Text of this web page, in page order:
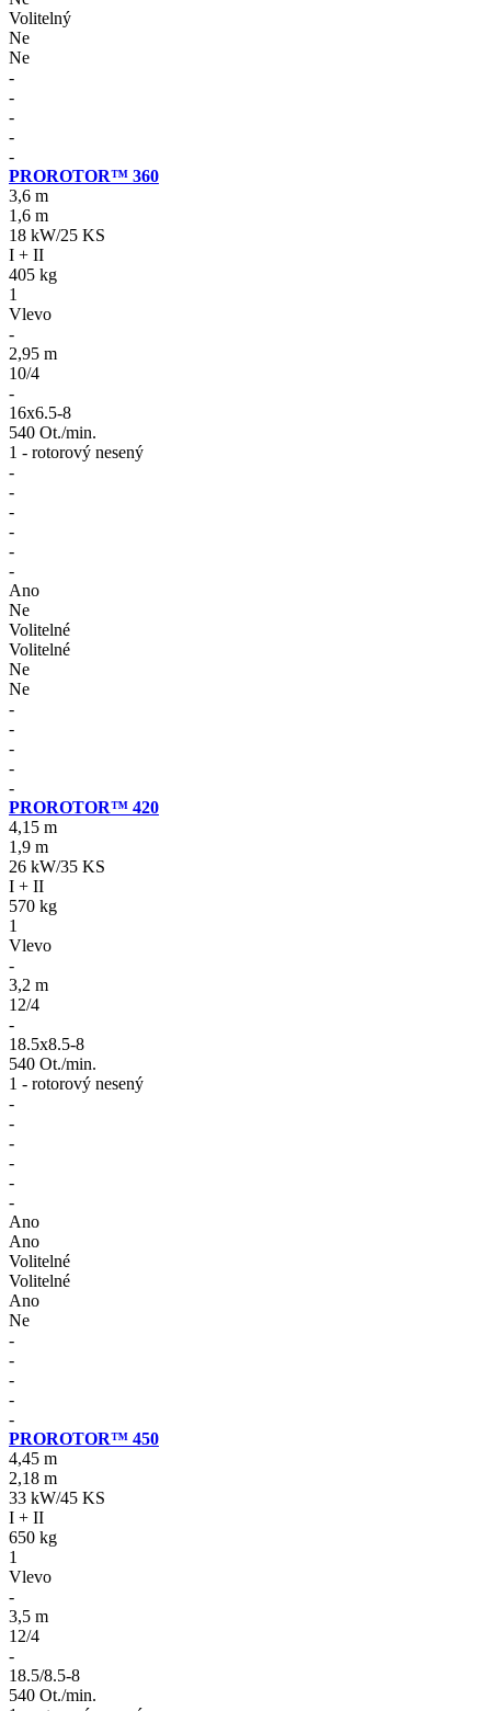
Volitelný
Ne
Ne
-
-
-
-
-
PROROTOR™ 360
3,6 m
1,6 m
18 kW/25 KS
I + II
405 kg
1
Vlevo
-
2,95 m
10/4
-
16x6.5-8
540 Ot./min.
1 - rotorový nesený
-
-
-
-
-
-
Ano
Ne
Volitelné
Volitelné
Ne
Ne
-
-
-
-
-
PROROTOR™ 420
4,15 m
1,9 m
26 kW/35 KS
I + II
570 kg
1
Vlevo
-
3,2 m
12/4
-
18.5x8.5-8
540 Ot./min.
1 - rotorový nesený
-
-
-
-
-
-
Ano
Ano
Volitelné
Volitelné
Ano
Ne
-
-
-
-
-
PROROTOR™ 450
4,45 m
2,18 m
33 kW/45 KS
I + II
650 kg
1
Vlevo
-
3,5 m
12/4
-
18.5/8.5-8
540 Ot./min.